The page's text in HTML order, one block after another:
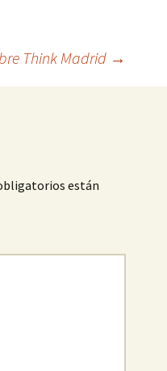
Think Madrid →
están